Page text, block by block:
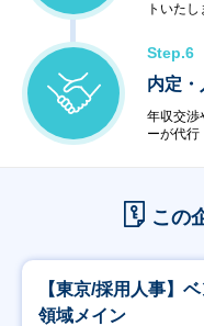
トいたし
Step.6
内定・
年収交渉
ーが代行
この
【東京/採用人事】
領域メイン